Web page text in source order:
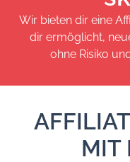
Wir bieten dir eine
dir ermöglicht,
ohne Risiko
MIT